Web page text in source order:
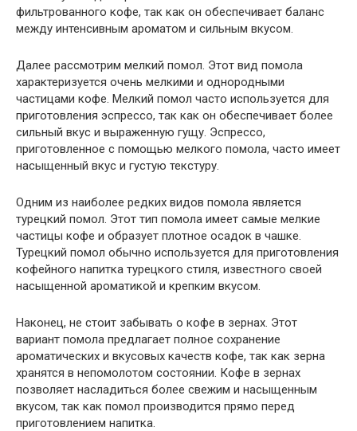
фильтрованного кофе, так как он обеспечивает баланс
между интенсивным ароматом и сильным вкусом.
Далее рассмотрим мелкий помол. Этот вид помола
характеризуется очень мелкими и однородными
частицами кофе. Мелкий помол часто используется для
приготовления эспрессо, так как он обеспечивает более
сильный вкус и выраженную гущу. Эспрессо,
приготовленное с помощью мелкого помола, часто имеет
насыщенный вкус и густую текстуру.
Одним из наиболее редких видов помола является
турецкий помол. Этот тип помола имеет самые мелкие
частицы кофе и образует плотное осадок в чашке.
Турецкий помол обычно используется для приготовления
кофейного напитка турецкого стиля, известного своей
насыщенной ароматикой и крепким вкусом.
Наконец, не стоит забывать о кофе в зернах. Этот
вариант помола предлагает полное сохранение
ароматических и вкусовых качеств кофе, так как зерна
хранятся в непомолотом состоянии. Кофе в зернах
позволяет насладиться более свежим и насыщенным
вкусом, так как помол производится прямо перед
приготовлением напитка.